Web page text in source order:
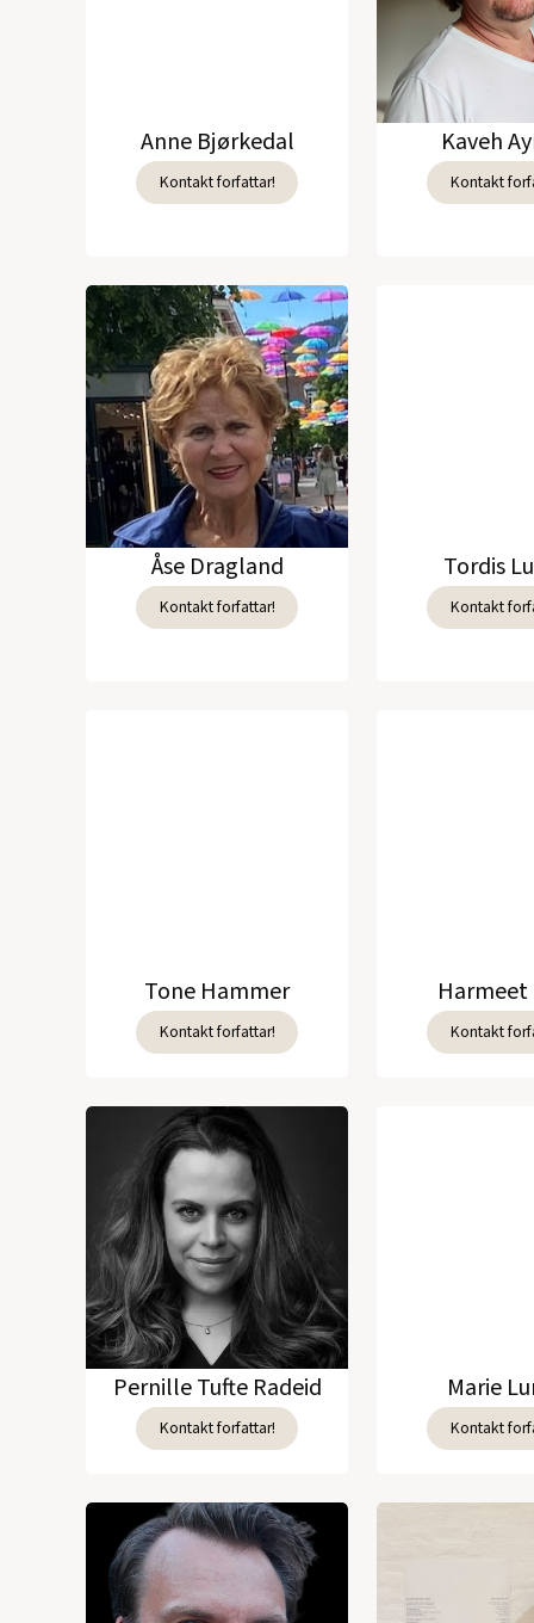
Anne Bjørkedal
Kontakt forfattar!
Kaveh
Kontakt
Åse Dragland
Kontakt forfattar!
Tordis
Kontakt
Tone Hammer
Kontakt forfattar!
Harmeet
Kontakt
Pernille Tufte Radeid
Kontakt forfattar!
Marie
Kontakt